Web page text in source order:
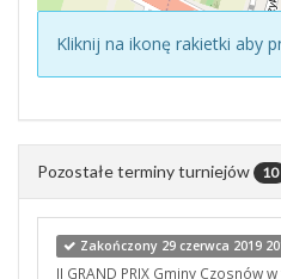
Kliknij na ikonę rakietki aby
Pozostałe terminy turniejów 10
Zakończony 29 czerwca 2019
II GRAND PRIX Gminy Czosnów